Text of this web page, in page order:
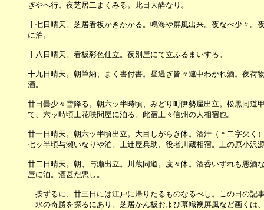
ぎやへ行。夜芝居二まくみる。此日大酔なり。
十七日晴天。芝居看板かきかかる。鳴海や屏風出来。夜なべ少々。夜
に泊。
十八日晴天。看板彩色仕立。夜別屋にて立ふるまいする。
十九日晴天。朝筆納、まく書付書。昼過ぎ皆々連中わかれ酒。夜荷物
酒。
廿日曇少々雪降る。朝六ッ半時頃、みどり町伊勢屋出立。松黒同道甲
て、六ッ時頃上花咲問屋に泊る。此宿上々信州の人相宿也。
廿一日晴天。朝六ッ半頃出立。大目しがらき休。酒汁（＊二字欠く）
七ッ半頃与瀬いなりや泊。上辻屋兵助、役者川蔵相宿。上の原小沢源
廿二日晴天。朝、与瀬出立。川蔵同道。度々休。酒呑いずれも悪酒な
屋に泊。酒甚だ悪し。
按ずるに、廿三日には江戸に帰りたるものなるべし。この日の記事
水の奇勝を探るにあり。芝居かん板および幕幟襖屏風など画くは、